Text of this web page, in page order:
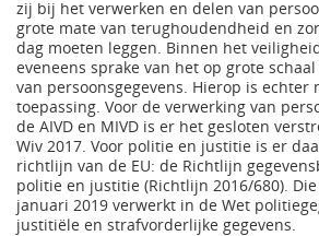
zij bij het verwerken en delen van
grote mate van terughoudendheid en
dag moeten leggen. Binnen het
eveneens sprake van het op grote
van persoonsgegevens. Hierop is echter
toepassing. Voor de verwerking van
de AIVD en MIVD is er het gesloten
Wiv 2017. Voor politie en justitie is er
richtlijn van de EU: de Richtlijn
politie en justitie (Richtlijn 2016/680).
januari 2019 verwerkt in de Wet
justitiële en strafvorderlijke gegevens.